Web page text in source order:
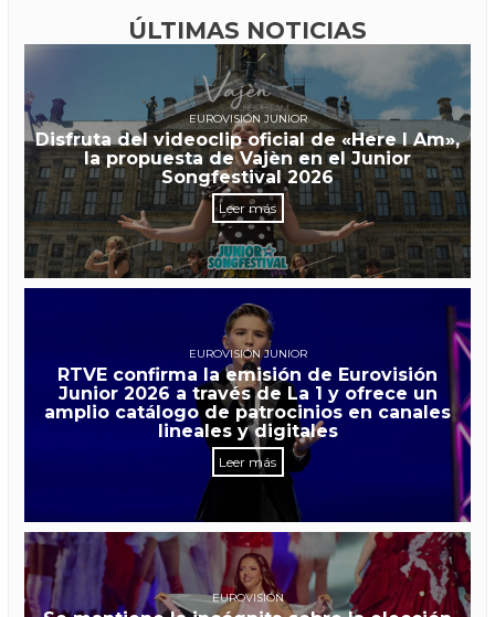
ÚLTIMAS NOTICIAS
EUROVISIÓN JUNIOR
Disfruta del videoclip oficial de «Here I Am»,
la propuesta de Vajèn en el Junior
Songfestival 2026
Leer más
EUROVISIÓN JUNIOR
RTVE confirma la emisión de Eurovisión
Junior 2026 a través de La 1 y ofrece un
amplio catálogo de patrocinios en canales
lineales y digitales
Leer más
EUROVISIÓN